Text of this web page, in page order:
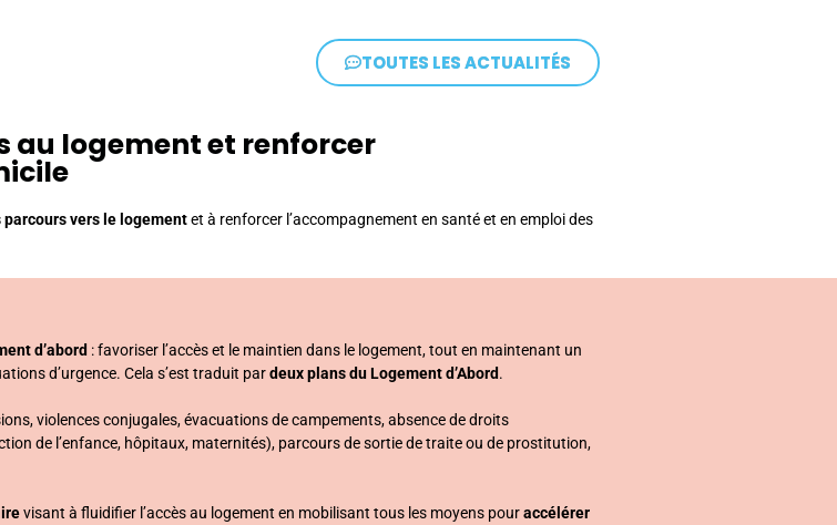
TOUTES LES ACTUALITÉS
au logement et renforcer
vers le logementet à renforcer l’accompagnement en santé et en emploi des
d’abord : favoriser l’accès et le maintien dans le logement, tout en maintenant un
d’urgence. Cela s’est traduit pardeux plans du Logement d’Abord.
violences conjugales, évacuations de campements, absence de droits
de l’enfance, hôpitaux, maternités), parcours de sortie de traite ou de prostitution,
visant à fluidifier l’accès au logement en mobilisant tous les moyens pouraccélérer